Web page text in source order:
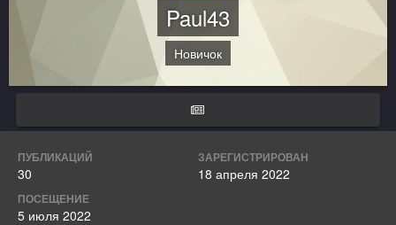
Paul43
Новичок
ПУБЛИКАЦИЙ
30
ЗАРЕГИСТРИРОВАН
18 апреля 2022
ПОСЕЩЕНИЕ
5 июля 2022